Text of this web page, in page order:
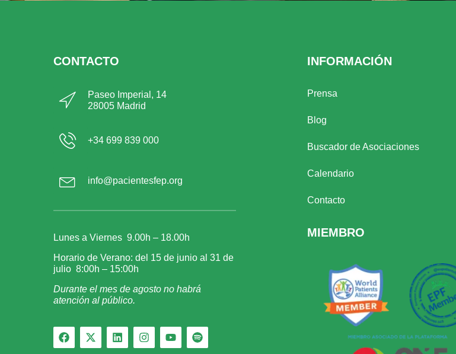
CONTACTO
Paseo Imperial, 14
28005 Madrid
+34 699 839 000
info@pacientesfep.org
Lunes a Viernes 9.00h – 18.00h
Horario de Verano: del 15 de junio al 31 de
julio 8:00h – 15:00h
Durante el mes de agosto no habrá
atención al público.
INFORMACIÓN
Prensa
Blog
Buscador de Asociaciones
Calendario
Contacto
MIEMBRO